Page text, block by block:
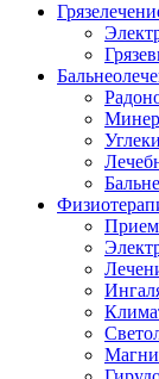
Прием